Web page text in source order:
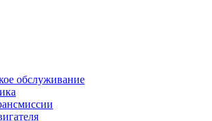
обслуживание